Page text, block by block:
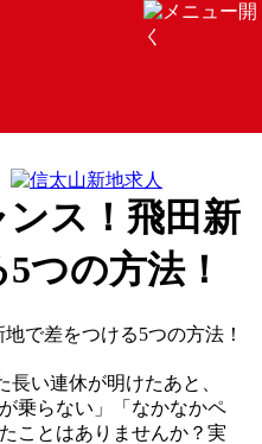
ス！飛田新
つの方法！
い連休が明けたあと、
乗らない」「なかなかペ
ことはありませんか？実